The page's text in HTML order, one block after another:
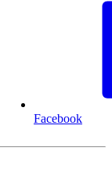
Facebook